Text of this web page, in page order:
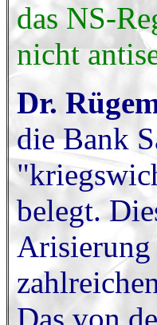
das NS-
nicht
Dr.
die Bank
belegt.
Arisierung